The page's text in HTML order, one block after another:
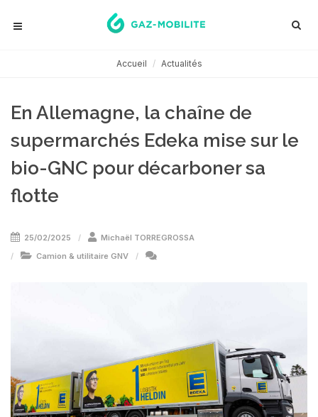
Accueil Actualités
En Allemagne, la chaîne de
supermarchés Edeka mise sur le
bio-GNC pour décarboner sa
flotte
25/02/2025
Michaël TORREGROSSA
Camion & utilitaire GNV